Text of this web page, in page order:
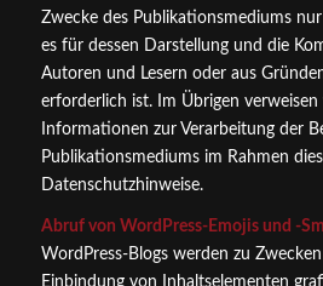
Zwecke des Publikationsmediums
es für dessen Darstellung und die
Autoren und Lesern oder aus
erforderlich ist. Im Übrigen
Informationen zur Verarbeitung der
Publikationsmediums im Rahmen
Datenschutzhinweise.
Abruf von WordPress-Emojis und -
WordPress-Blogs werden zu